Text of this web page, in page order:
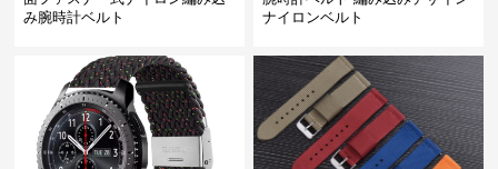
み腕時計ベルト
ナイロンベルト